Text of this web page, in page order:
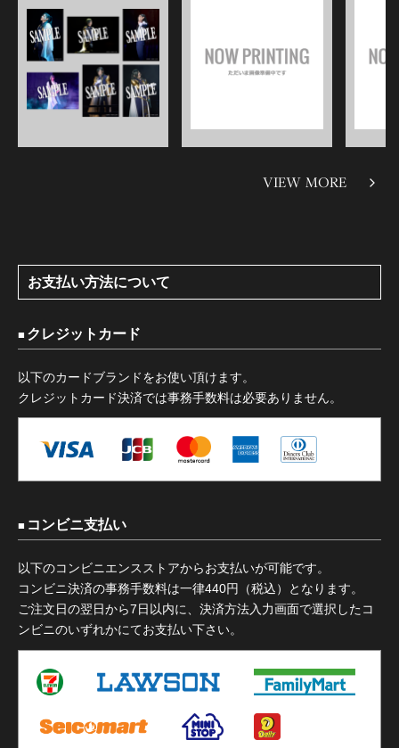
VIEW MORE
お支払い方法について
クレジットカード
以下のカードブランドをお使い頂けます。
クレジットカード決済では事務手数料は必要ありません。
コンビニ支払い
以下のコンビニエンスストアからお支払いが可能です。
コンビニ決済の事務手数料は一律440円（税込）となります。
ご注文日の翌日から7日以内に、決済方法入力画面で選択したコ
ンビニのいずれかにてお支払い下さい。